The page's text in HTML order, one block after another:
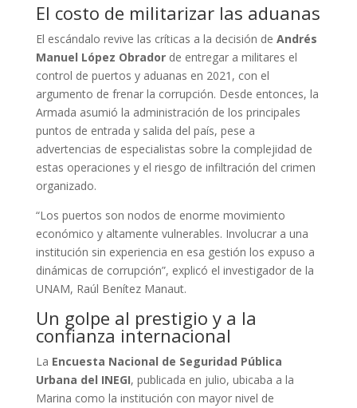
El costo de militarizar las aduanas
El escándalo revive las críticas a la decisión de Andrés
Manuel López Obradorde entregar a militares el
control de puertos y aduanas en 2021, con el
argumento de frenar la corrupción. Desde entonces, la
Armada asumió la administración de los principales
puntos de entrada y salida del país, pese a
advertencias de especialistas sobre la complejidad de
estas operaciones y el riesgo de infiltración del crimen
organizado.
“Los puertos son nodos de enorme movimiento
económico y altamente vulnerables. Involucrar a una
institución sin experiencia en esa gestión los expuso a
dinámicas de corrupción”, explicó el investigador de la
UNAM, Raúl Benítez Manaut.
Un golpe al prestigio y a la
confianza internacional
La Encuesta Nacional de Seguridad Pública
Urbana del INEGI, publicada en julio, ubicaba a la
Marina como la institución con mayor nivel de